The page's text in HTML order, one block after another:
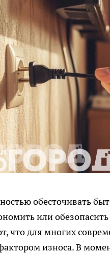
обесточивать
или
что для многих
износа. В